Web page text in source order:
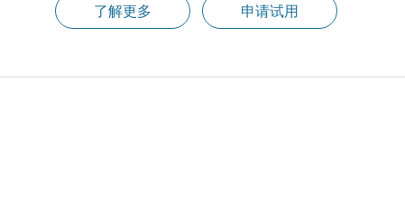
了解更多 申请试用